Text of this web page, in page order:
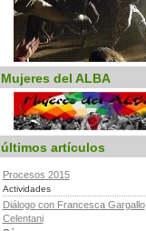
Mujeres del ALBA
últimos artículos
Procesos 2015
Actividades
Diálogo con Francesca Gargallo
Celentani